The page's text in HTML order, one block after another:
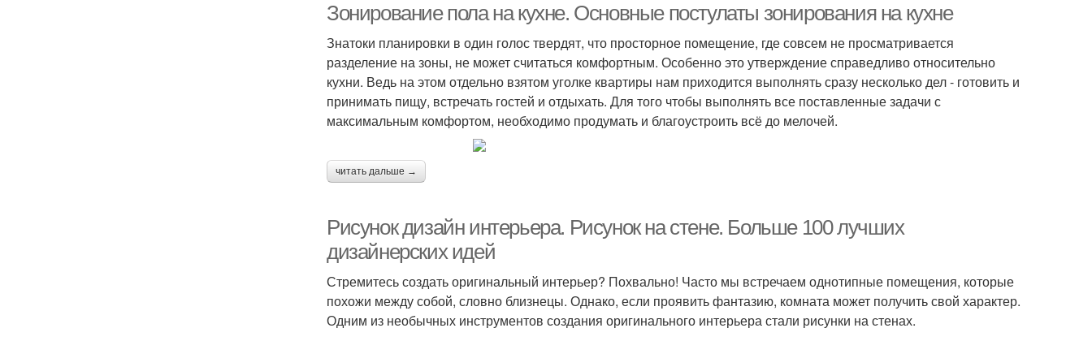
Зонирование пола на кухне. Основные постулаты зонирования на кухне
Знатоки планировки в один голос твердят, что просторное помещение, где совсем не просматривается
разделение на зоны, не может считаться комфортным. Особенно это утверждение справедливо относительно
кухни. Ведь на этом отдельно взятом уголке квартиры нам приходится выполнять сразу несколько дел - готовить и
принимать пищу, встречать гостей и отдыхать. Для того чтобы выполнять все поставленные задачи с
максимальным комфортом, необходимо продумать и благоустроить всё до мелочей.
читать дальше →
Рисунок дизайн интерьера. Рисунок на стене. Больше 100 лучших
дизайнерских идей
Стремитесь создать оригинальный интерьер? Похвально! Часто мы встречаем однотипные помещения, которые
похожи между собой, словно близнецы. Однако, если проявить фантазию, комната может получить свой характер.
Одним из необычных инструментов создания оригинального интерьера стали рисунки на стенах.